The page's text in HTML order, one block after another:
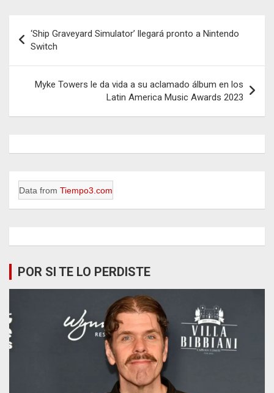
de
entradas
‘Ship Graveyard Simulator’ llegará pronto a Nintendo
Switch
Myke Towers le da vida a su aclamado álbum en los
Latin America Music Awards 2023
Data from Tiempo3.com
POR SI TE LO PERDISTE